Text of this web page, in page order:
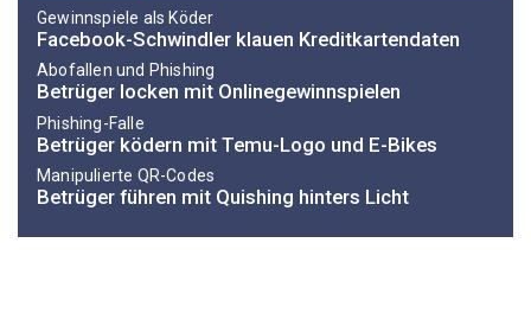
Gewinnspiele als Köder
Facebook-Schwindler klauen Kreditkartendaten
Abofallen und Phishing
Betrüger locken mit Onlinegewinnspielen
Phishing-Falle
Betrüger ködern mit Temu-Logo und E-Bikes
Manipulierte QR-Codes
Betrüger führen mit Quishing hinters Licht